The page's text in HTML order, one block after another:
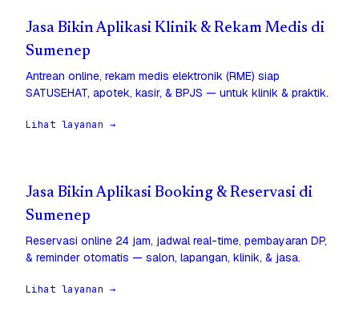
Jasa Bikin Aplikasi Klinik & Rekam Medis di
Sumenep
Antrean online, rekam medis elektronik (RME) siap
SATUSEHAT, apotek, kasir, & BPJS — untuk klinik & praktik.
Lihat layanan →
Jasa Bikin Aplikasi Booking & Reservasi di
Sumenep
Reservasi online 24 jam, jadwal real-time, pembayaran DP,
& reminder otomatis — salon, lapangan, klinik, & jasa.
Lihat layanan →